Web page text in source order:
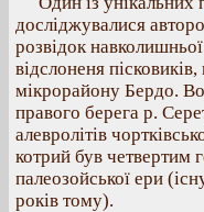
досліджувалися
розвідок
відслоненя
мікрорайону Бердо.
правого берега р.
алевролітів
котрий був четвертим
палеозойської ери
років тому).